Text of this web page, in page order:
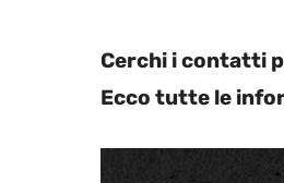
Cerchi i contatti
Ecco tutte le